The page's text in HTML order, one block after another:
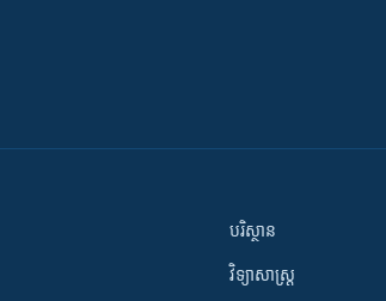
បរិស្ថាន
វិទ្យាសាស្រ្ត